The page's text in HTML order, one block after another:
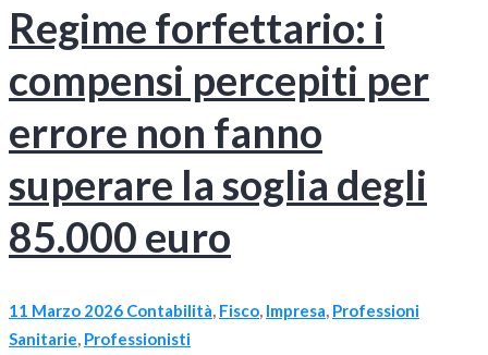
Regime forfettario: i
compensi percepiti per
errore non fanno
superare la soglia degli
85.000 euro
11 Marzo 2026 Contabilità, Fisco, Impresa, Professioni
Sanitarie, Professionisti